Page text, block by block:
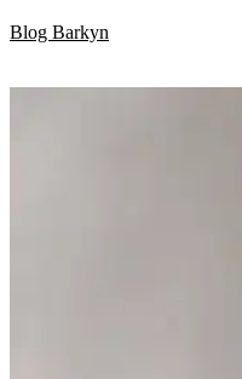
Skip
Blog Barkyn